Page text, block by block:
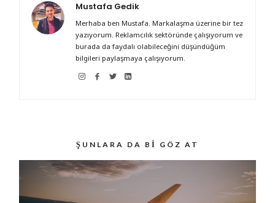
Mustafa Gedik
Merhaba ben Mustafa. Markalaşma üzerine bir tez
yazıyorum. Reklamcılık sektöründe çalışıyorum ve
burada da faydalı olabileceğini düşündüğüm
bilgileri paylaşmaya çalışıyorum.
ŞUNLARA DA BI GÖZ AT